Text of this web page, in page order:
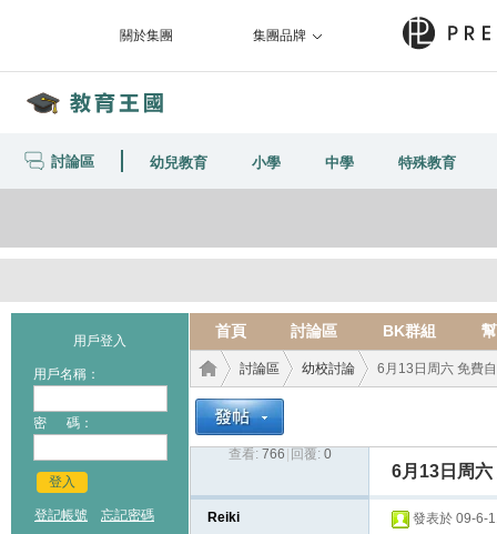
關於集團 集團品牌
討論區 幼兒教育 小學 中學 特殊教育
用戶登入
用戶名稱：
密 碼：
登入
登記帳號 忘記密碼
首頁 討論區 BK群組
討論區
›
幼校討論 6月13日周六 免費
查看: 766 回覆: 0
6月13日周
Reiki 發表於 09-6-